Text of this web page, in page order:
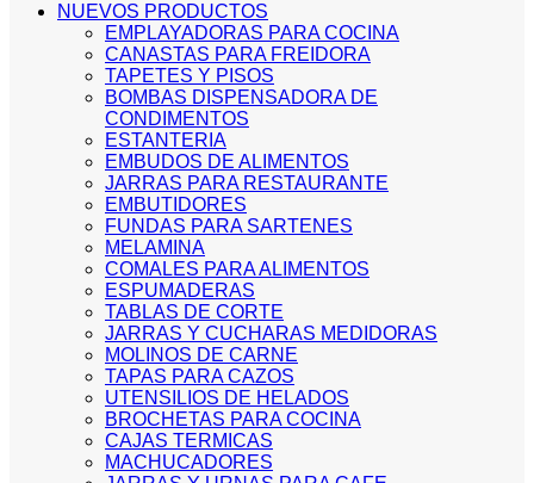
NUEVOS PRODUCTOS
EMPLAYADORAS PARA COCINA
CANASTAS PARA FREIDORA
TAPETES Y PISOS
BOMBAS DISPENSADORA DE
CONDIMENTOS
ESTANTERIA
EMBUDOS DE ALIMENTOS
JARRAS PARA RESTAURANTE
EMBUTIDORES
FUNDAS PARA SARTENES
MELAMINA
COMALES PARA ALIMENTOS
ESPUMADERAS
TABLAS DE CORTE
JARRAS Y CUCHARAS MEDIDORAS
MOLINOS DE CARNE
TAPAS PARA CAZOS
UTENSILIOS DE HELADOS
BROCHETAS PARA COCINA
CAJAS TERMICAS
MACHUCADORES